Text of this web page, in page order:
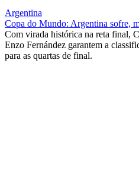
Argentina
Copa do Mundo: Argentina sofre,
Com virada histórica na reta final,
Enzo Fernández garantem a
para as quartas de final.